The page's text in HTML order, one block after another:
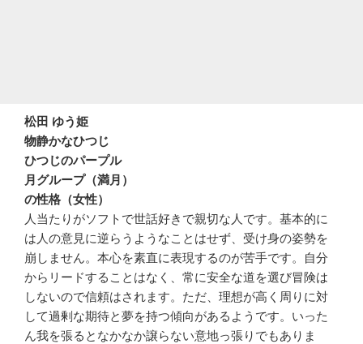
松田 ゆう姫
物静かなひつじ
ひつじのパープル
月グループ（満月）
の性格（女性）
人当たりがソフトで世話好きで親切な人です。基本的に
は人の意見に逆らうようなことはせず、受け身の姿勢を
崩しません。本心を素直に表現するのが苦手です。自分
からリードすることはなく、常に安全な道を選び冒険は
しないので信頼はされます。ただ、理想が高く周りに対
して過剰な期待と夢を持つ傾向があるようです。いった
ん我を張るとなかなか譲らない意地っ張りでもありま